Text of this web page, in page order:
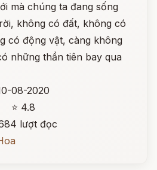
mà chúng ta đang sống
không có đất, không có
có động vật, càng không
những thần tiên bay qua
08-2020
⭐ 4.8
lượt đọc